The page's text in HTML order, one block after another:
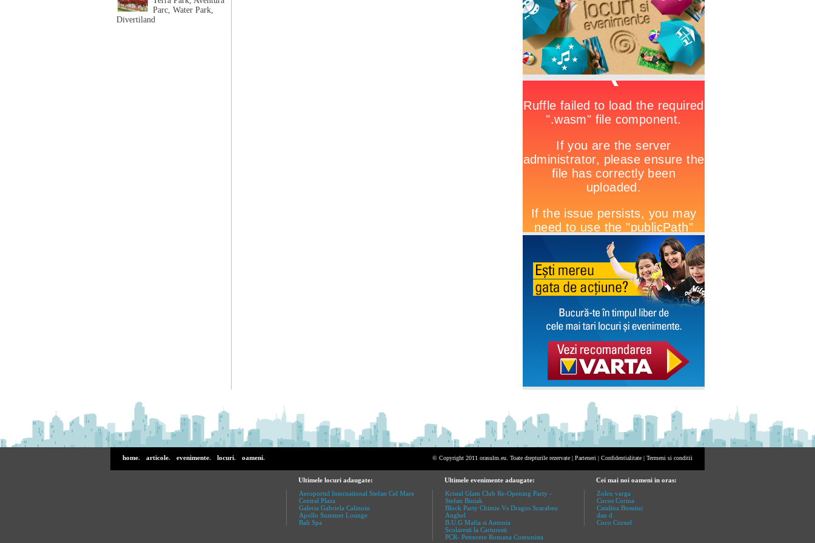
Parc, Water Park,
Divertiland
home. articole. evenimente. locuri. oameni. © Copyright 2011 orasulm.eu. Toate drepturile rezervate | Parteneri | Confidentialitate | Termeni si conditii
Ultimele locuri adaugate:
Aeroportul International Stefan Cel Mare
Central Plaza
Galeria Gabriela Calinoiu
Apollo Summer Lounge
Bali Spa
Ultimele evenimente adaugate:
Kristal Glam Club Re-Opening Party -
Stefan Biniak
Block Party Chimie Vs Dragos Scarabeu
Anghel
B.U.G Mafia si Antonia
Scolaresti la Carturesti
PCR- Petrecere Romana Comunista
Cei mai noi oameni in oras:
Zolex varga
Cocos Corina
Catalina Bosuioc
dan d
Coco Cornel